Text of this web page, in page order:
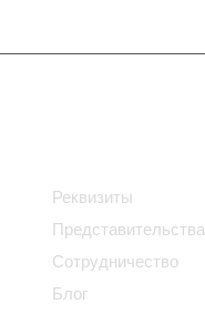
Реквизиты
Представительства
Сотрудничество
Блог